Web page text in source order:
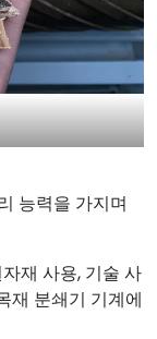
능력을 가지며
재 사용, 기술 사
재 분쇄기 기계에